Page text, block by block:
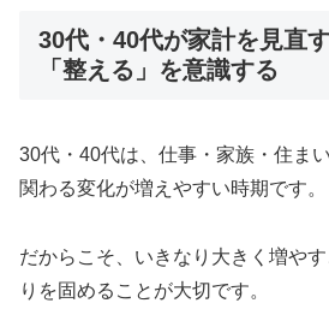
30代・40代が家計を見直
「整える」を意識する
30代・40代は、仕事・家族・住ま
関わる変化が増えやすい時期です。
だからこそ、いきなり大きく増や
りを固めることが大切です。